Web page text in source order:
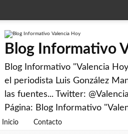
Blog Informativo
Blog Informativo "Valencia
el periodista Luis González
las fuentes... Twitter:
Página: Blog Informativo
Inicio Contacto